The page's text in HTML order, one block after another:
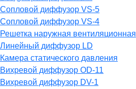
Сопловой диффузор VS-5
Сопловой диффузор VS-4
Решетка наружная вентиляционная
Линейный диффузор LD
Камера статического давления
Вихревой диффузор OD-11
Вихревой диффузор DV-1